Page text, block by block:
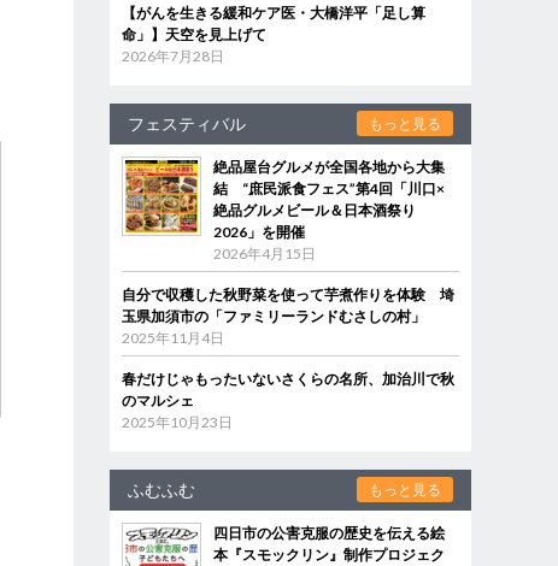
【がんを生きる緩和ケア医・大橋洋平「足し算
命」】天空を見上げて
2026年7月28日
フェスティバル もっと見る
絶品屋台グルメが全国各地から大集
結 “庶民派食フェス”第4回「川口×
絶品グルメビール＆日本酒祭り
2026」を開催
2026年4月15日
自分で収穫した秋野菜を使って芋煮作りを体験 埼
玉県加須市の「ファミリーランドむさしの村」
2025年11月4日
春だけじゃもったいないさくらの名所、加治川で秋
のマルシェ
2025年10月23日
ふむふむ もっと見る
四日市の公害克服の歴史を伝える絵
本『スモックリン』制作プロジェク